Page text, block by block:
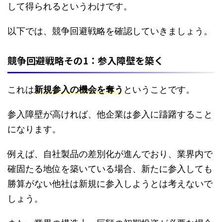
して得られるというわけです。
以下では、競争回避戦略を確認していきましょう。
競争回避戦略その1：参入障壁を築く
これは新規参入の機会を奪うということです。
参入障壁が高ければ、他企業は参入に躊躇すること
になります。
例えば、自社製品の差別化が進んでおり、業界内で
確固たる地位を築いている場合、新たに参入しても
勝算がない他社は新規に参入しようとは考えないで
しょう。